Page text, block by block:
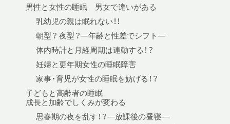
男性と女性の睡眠 男女で違いがある
乳幼児の親は眠れない！！
朝型？ 夜型？—年齢と性差でシフト—
体内時計と月経周期は連動する！？
妊婦と更年期女性の睡眠障害
家事・育児が女性の睡眠を妨げる！？
子どもと高齢者の睡眠
成長と加齢でしくみが変わる
思春期の夜を乱す！？—放課後の昼寝—